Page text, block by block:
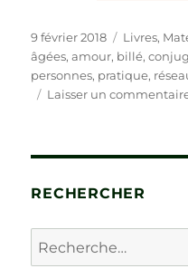
Publié
le
9 février 2018 Catégories
Livres,
âgées,amour, billé,
personnes, pratique,
Laisser un
RECHERCHER
Recherche
pour :